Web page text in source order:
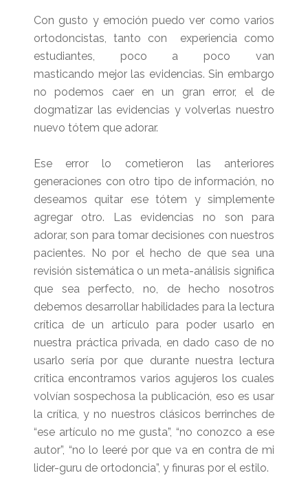
Con gusto y emoción puedo ver como varios
ortodoncistas, tanto con experiencia como
estudiantes, poco a poco van
masticando mejor las evidencias. Sin embargo
no podemos caer en un gran error, el de
dogmatizar las evidencias y volverlas nuestro
nuevo tótem que adorar.
Ese error lo cometieron las anteriores
generaciones con otro tipo de información, no
deseamos quitar ese tótem y simplemente
agregar otro. Las evidencias no son para
adorar, son para tomar decisiones con nuestros
pacientes. No por el hecho de que sea una
revisión sistemática o un meta-análisis significa
que sea perfecto, no, de hecho nosotros
debemos desarrollar habilidades para la lectura
crítica de un artículo para poder usarlo en
nuestra práctica privada, en dado caso de no
usarlo sería por que durante nuestra lectura
crítica encontramos varios agujeros los cuales
volvían sospechosa la publicación, eso es usar
la crítica, y no nuestros clásicos berrinches de
“ese artículo no me gusta”, “no conozco a ese
autor”, “no lo leeré por que va en contra de mi
lider-guru de ortodoncia”, y finuras por el estilo.